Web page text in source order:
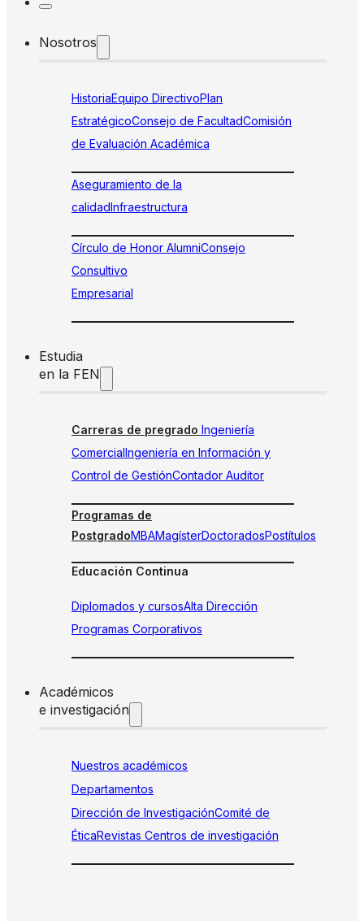
Nosotros
HistoriaEquipo DirectivoPlan
EstratégicoConsejo de FacultadComisión
de Evaluación Académica
Aseguramiento de la
calidadInfraestructura
Círculo de Honor AlumniConsejo
Consultivo
Empresarial
Estudia
en la FEN
Carreras de pregrado Ingeniería
ComercialIngeniería en Información y
Control de GestiónContador Auditor
Programas de
PostgradoMBAMagísterDoctoradosPostítulos
Educación Continua
Diplomados y cursosAlta Dirección
Programas Corporativos
Académicos
e investigación
Nuestros académicos
Departamentos
Dirección de InvestigaciónComité de
ÉticaRevistas Centros de investigación